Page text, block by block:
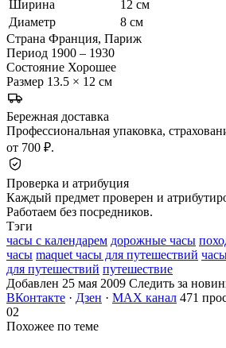
Ширина
12 см
Диаметр
8 см
Страна Франция, Париж
Период 1900 – 1930
Состояние Хорошее
Размер 13.5 × 12 см
Бережная доставка
Профессиональная упаковка,
от 700 ₽.
Проверка и атрибуция
Каждый предмет проверен и
Работаем без посредников.
Тэги
часы с календарем дорожные часы
часы maquet часы для путешествий
для путешествий путешествие
Добавлен 25 мая 2009 Следить за
ВКонтакте · Дзен · MAX канал 471
02
Похожее по теме